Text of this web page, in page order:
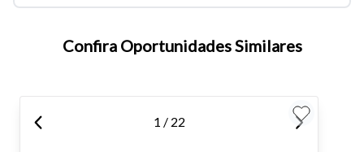
atalhos Ctrl+ (para aumentar) e Ctrl- (para diminuir) no seu
teclado.
Confira Oportunidades Similares
1 / 22